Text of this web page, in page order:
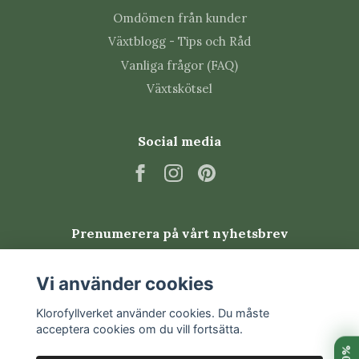
Tips från Klorofyllverket
mer förgrenat växtsätt.
för att främja nya knoppar.
blomningssäsongen, men aldrig till en helt torr
betydligt mindre vatten.
Vanliga skadedjur
Pelargoner kan drabbas av bladlöss, trips,
spinnkvalster och vita flygare. Kontrollera särskilt
Omdömen från kunder
Växtblogg - Tips och Råd
Vanliga frågor (FAQ)
Växtskötsel
Social media
Prenumerera på vårt nyhetsbrev
Vi använder cookies
Klorofyllverket använder cookies. Du måste
acceptera cookies om du vill fortsätta.